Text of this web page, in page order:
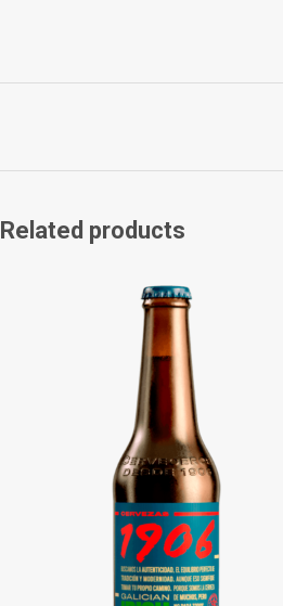
Related products